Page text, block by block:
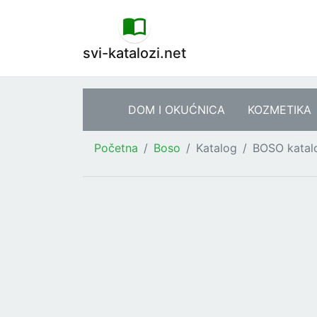
svi-katalozi.net
DOM I OKUĆNICA KOZMETIKA
Početna Boso Katalog BOSO